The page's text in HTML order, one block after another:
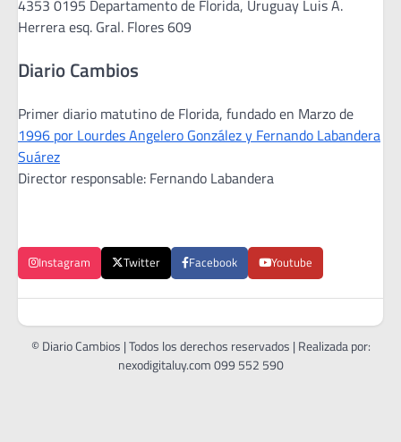
4353 0195 Departamento de Florida, Uruguay Luis A.
Herrera esq. Gral. Flores 609
Diario Cambios
Primer diario matutino de Florida, fundado en Marzo de
1996 por Lourdes Angelero González y Fernando Labandera
Suárez
Director responsable: Fernando Labandera
Instagram Twitter Facebook Youtube